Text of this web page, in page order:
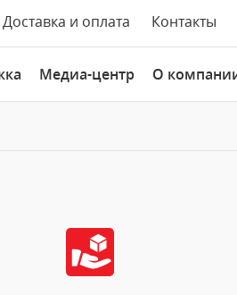
Доставка и оплата Контакты
Медиа-центр О